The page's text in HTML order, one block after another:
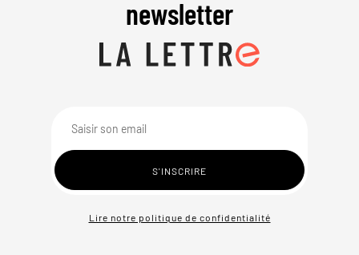
newsletter
Lire notre politique de confidentialité